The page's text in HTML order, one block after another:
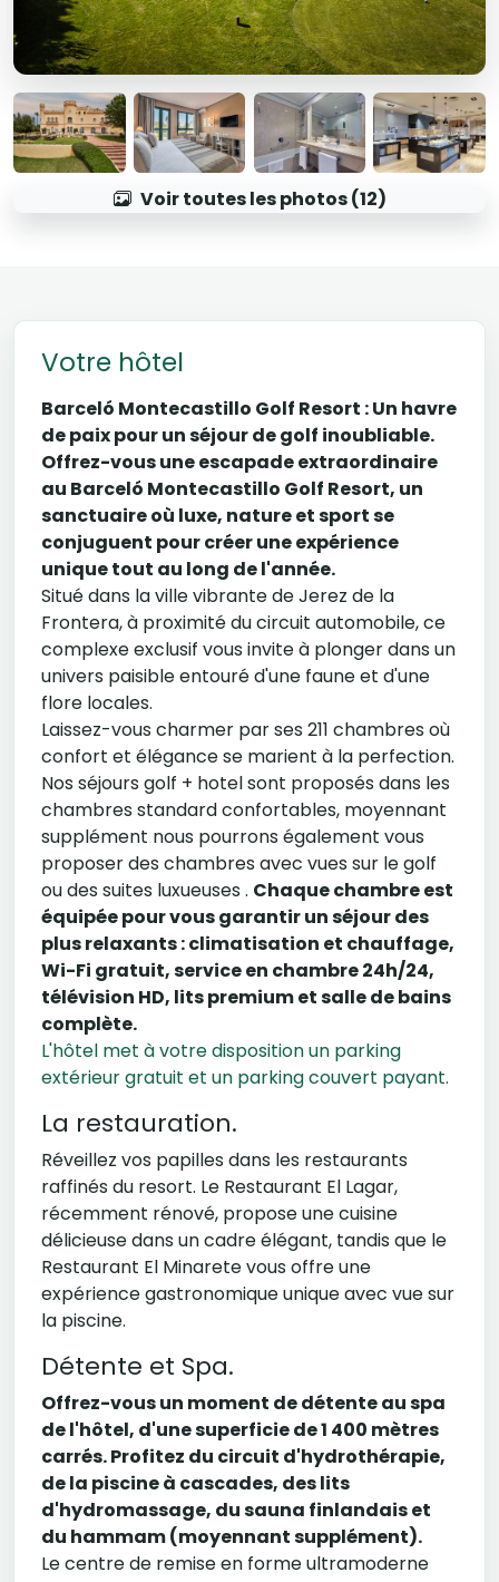
Voir toutes les photos (12)
Votre hôtel
Barceló Montecastillo Golf Resort : Un havre
de paix pour un séjour de golf inoubliable.
Offrez-vous une escapade extraordinaire
au Barceló Montecastillo Golf Resort, un
sanctuaire où luxe, nature et sport se
conjuguent pour créer une expérience
unique tout au long de l'année.
Situé dans la ville vibrante de Jerez de la
Frontera, à proximité du circuit automobile, ce
complexe exclusif vous invite à plonger dans un
univers paisible entouré d'une faune et d'une
flore locales.
Laissez-vous charmer par ses 211 chambres où
confort et élégance se marient à la perfection.
Nos séjours golf + hotel sont proposés dans les
chambres standard confortables, moyennant
supplément nous pourrons également vous
proposer des chambres avec vues sur le golf
ou des suites luxueuses . Chaque chambre est
équipée pour vous garantir un séjour des
plus relaxants : climatisation et chauffage,
Wi-Fi gratuit, service en chambre 24h/24,
télévision HD, lits premium et salle de bains
complète.
L'hôtel met à votre disposition un parking
extérieur gratuit et un parking couvert payant.
La restauration.
Réveillez vos papilles dans les restaurants
raffinés du resort. Le Restaurant El Lagar,
récemment rénové, propose une cuisine
délicieuse dans un cadre élégant, tandis que le
Restaurant El Minarete vous offre une
expérience gastronomique unique avec vue sur
la piscine.
Détente et Spa.
Offrez-vous un moment de détente au spa
de l'hôtel, d'une superficie de 1 400 mètres
carrés. Profitez du circuit d'hydrothérapie,
de la piscine à cascades, des lits
d'hydromassage, du sauna finlandais et
du hammam (moyennant supplément).
Le centre de remise en forme ultramoderne